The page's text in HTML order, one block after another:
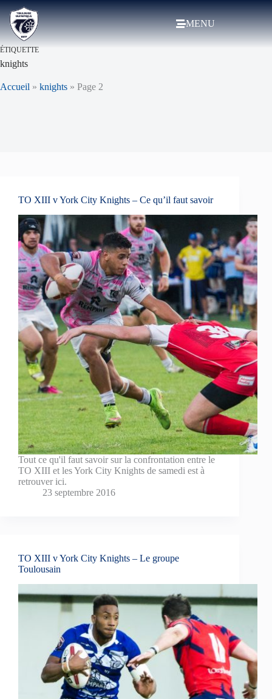
MENU
ÉTIQUETTE
knights
Accueil » knights » Page 2
TO XIII v York City Knights – Ce qu’il faut savoir
Tout ce qu'il faut savoir sur la confrontation entre le
TO XIII et les York City Knights de samedi est à
retrouver ici.
23 septembre 2016
TO XIII v York City Knights – Le groupe
Toulousain